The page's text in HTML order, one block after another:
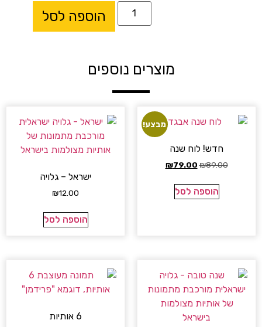
הוספה לסל
מוצרים נוספים
מבצע!
חדש! לוח שנה
₪89.00
₪79.00
הוספה לסל
ישראל – גלויה
₪12.00
הוספה לסל
6 אותיות